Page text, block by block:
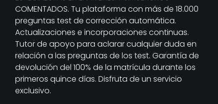
COMENTADOS. Tu plataforma con más de 18.000
preguntas test de corrección automática.
Actualizaciones e incorporaciones continuas.
Tutor de apoyo para aclarar cualquier duda en
relación a las preguntas de los test. Garantía de
devolución del 100% de la matrícula durante los
primeros quince días. Disfruta de un servicio
exclusivo.